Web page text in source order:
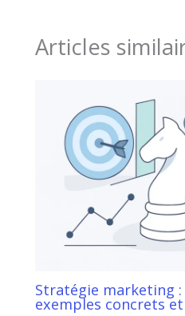
Articles
Stratégie marketing
exemples concrets